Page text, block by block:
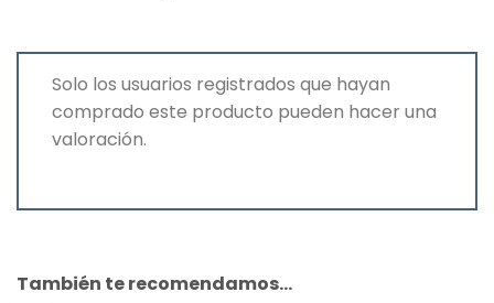
Solo los usuarios registrados que hayan
comprado este producto pueden hacer una
valoración.
También te recomendamos…